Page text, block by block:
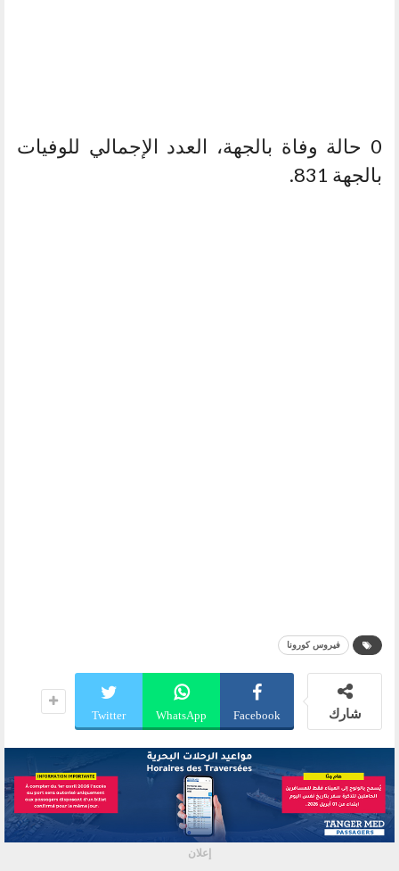
0 حالة وفاة بالجهة، العدد الإجمالي للوفيات
بالجهة 831.
فيروس كورونا
شارك Facebook
WhatsApp
Twitter
إعلان